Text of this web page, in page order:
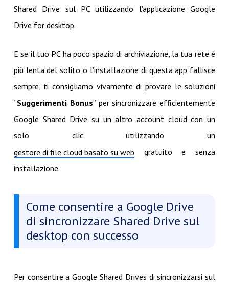
Shared Drive sul PC utilizzando l'applicazione Google
Drive for desktop.
E se il tuo PC ha poco spazio di archiviazione, la tua rete è
più lenta del solito o l'installazione di questa app fallisce
sempre, ti consigliamo vivamente di provare le soluzioni
“Suggerimenti Bonus” per sincronizzare efficientemente
Google Shared Drive su un altro account cloud con un
solo clic utilizzando un
gestore di file cloud basato su web gratuito e senza
installazione.
Come consentire a Google Drive
di sincronizzare Shared Drive sul
desktop con successo
Per consentire a Google Shared Drives di sincronizzarsi sul